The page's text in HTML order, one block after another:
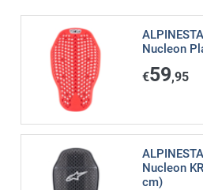
Nucleon
€59,95
Nucleon
cm)